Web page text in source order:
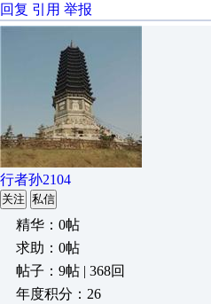
回复 引用 举报
行者孙2104
关注 私信
精华：0帖
求助：0帖
帖子：9帖 | 368回
年度积分：26